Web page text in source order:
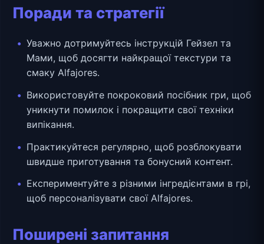
Поради та стратегії
Уважно дотримуйтесь інструкцій Гейзел та
Мами, щоб досягти найкращої текстури та
смаку Alfajores.
Використовуйте покроковий посібник гри, щоб
уникнути помилок і покращити свої техніки
випікання.
Практикуйтеся регулярно, щоб розблокувати
швидше приготування та бонусний контент.
Експериментуйте з різними інгредієнтами в грі,
щоб персоналізувати свої Alfajores.
Поширені запитання